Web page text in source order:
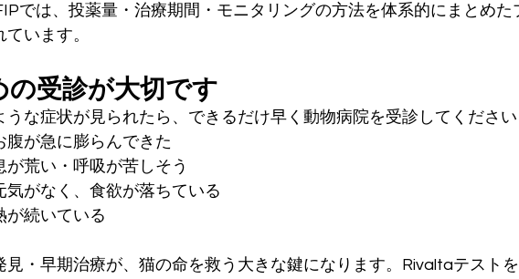
では、投薬量・治療期間・モニタリングの方法を体系的にまとめた
ています。
の受診が大切です
うな症状が見られたら、できるだけ早く動物病院を受診してください
腹が急に膨らんできた
が荒い・呼吸が苦しそう
気がなく、食欲が落ちている
が続いている
見・早期治療が、猫の命を救う大きな鍵になります。Rivaltaテスト